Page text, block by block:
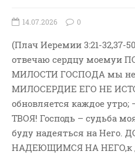
ГЛАВНАЯ
МОИ КНИГИ
СЛОВО-АУДИО
СЛОВО-ВИДЕО
ВОПРОСЫ ПАСТОРУ
14.07.2026 0
(Плач Иеремии 3:21-32,37-
отвечаю сердцу моемуи
МИЛОСТИ ГОСПОДА мы не
МИЛОСЕРДИЕ ЕГО НЕ
обновляется каждое
ТВОЯ! Господь – судьба
буду надеяться на Него.
НАДЕЮЩИМСЯ НА НЕГО,к